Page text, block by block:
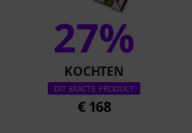
27%
KOCHTEN
DIT EXACTE PRODUCT
€ 168